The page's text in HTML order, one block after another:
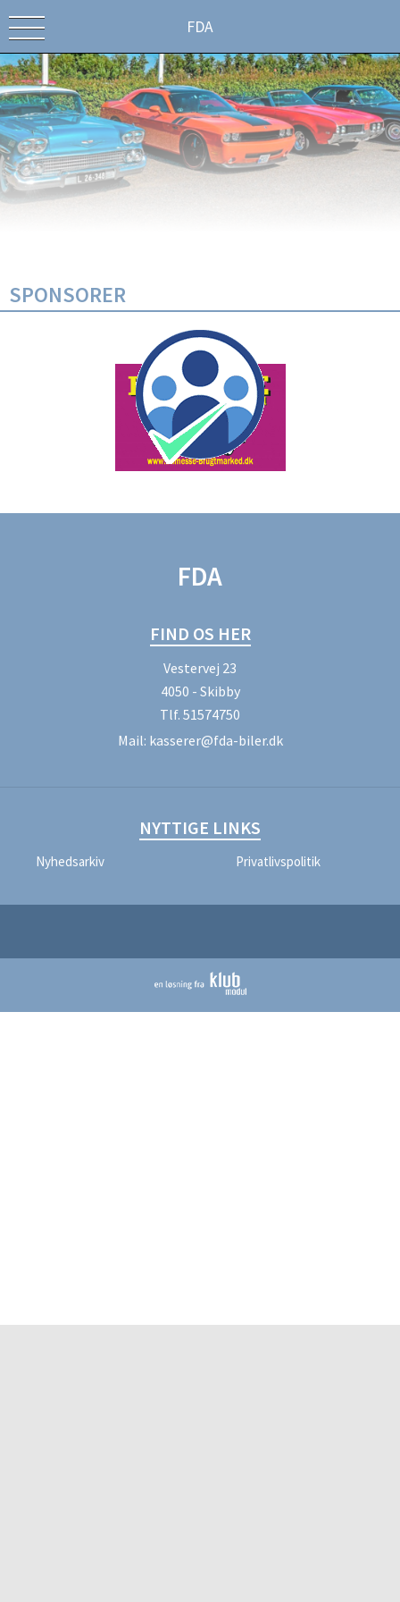
FDA
SPONSORER
FDA
FIND OS HER
Vestervej 23
4050 - Skibby
Tlf. 51574750
Mail: kasserer@fda-biler.dk
NYTTIGE LINKS
Nyhedsarkiv Privatlivspolitik